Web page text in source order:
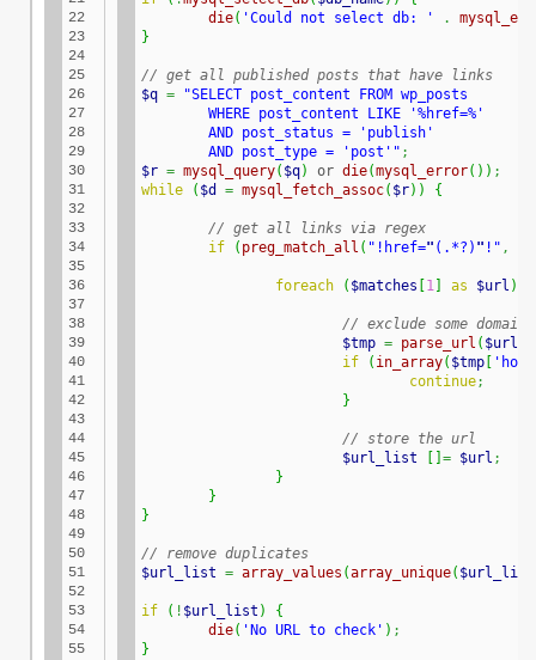
22
23
24
25
26
27
28
29
30
31
32
33
34
35
36
37
38
39
40
41
42
43
44
45
46
47
48
49
50
51
52
53
54
55
die( 'Could not select db: ' .
}
// get all published posts that have links
$q =
"SELECT post_content FROM wp_posts
	AND post_type = 'post'"
;
$r = mysql_query( $q) or die(mysql_error( ) ) ;
while
( $d = mysql_fetch_assoc( $r) ) {
// get all links via regex
if
( preg_match_all ( "!href=" (.*?) " !" ,
foreach ( $matches 1 as $url )
// exclude some domains
$tmp = parse_url ( $url
if
( in_array( $tmp
continue;
}
// store the url
$url_list
= $url ;
}
}
}
// remove duplicates
$url_list = array_values (array_unique( $url_list
if ( ! $url_list )
{
die( 'No URL to check' ) ;
}